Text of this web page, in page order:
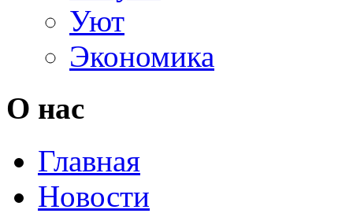
Уют
Экономика
О нас
Главная
Новости